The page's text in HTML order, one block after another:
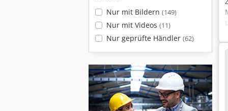
Nur mit Bildern (149)
Nur mit Videos (11)
Nur geprüfte Händler (62)